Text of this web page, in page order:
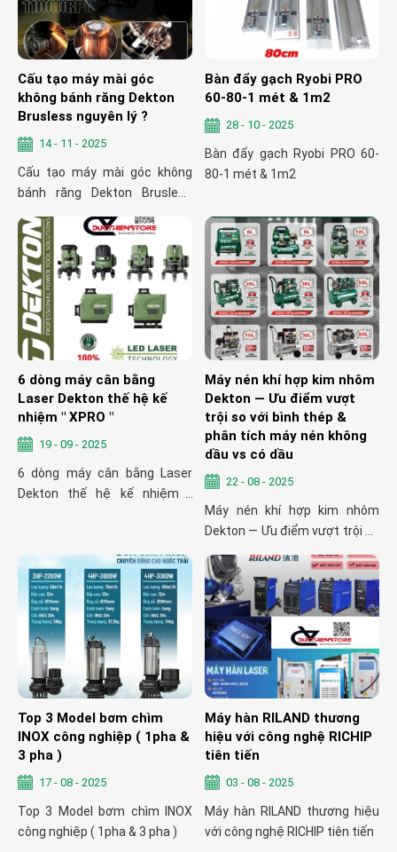
Cấu tạo máy mài góc
không bánh răng Dekton
Brusless nguyên lý ?
14 - 11 - 2025
Cấu tạo máy mài góc không
bánh răng Dekton Brusless
nguyên lý ?
Bàn đẩy gạch Ryobi PRO
60-80-1 mét & 1m2
28 - 10 - 2025
Bàn đẩy gạch Ryobi PRO 60-
80-1 mét & 1m2
6 dòng máy cân bằng
Laser Dekton thế hệ kế
nhiệm " XPRO "
19 - 09 - 2025
6 dòng máy cân bằng Laser
Dekton thế hệ kế nhiệm "
Máy nén khí hợp kim nhôm
Dekton — Ưu điểm vượt
trội so với bình thép &
phân tích máy nén không
dầu vs có dầu
22 - 08 - 2025
Máy nén khí hợp kim nhôm
Dekton — Ưu điểm vượt trội so
với bình thép & phân tích máy
nén không dầu vs có dầu
Top 3 Model bơm chìm
INOX công nghiệp ( 1pha &
3 pha )
17 - 08 - 2025
Top 3 Model bơm chìm INOX
công nghiệp ( 1pha & 3 pha )
Máy hàn RILAND thương
hiệu với công nghệ RICHIP
tiên tiến
03 - 08 - 2025
Máy hàn RILAND thương hiệu
với công nghệ RICHIP tiên tiến